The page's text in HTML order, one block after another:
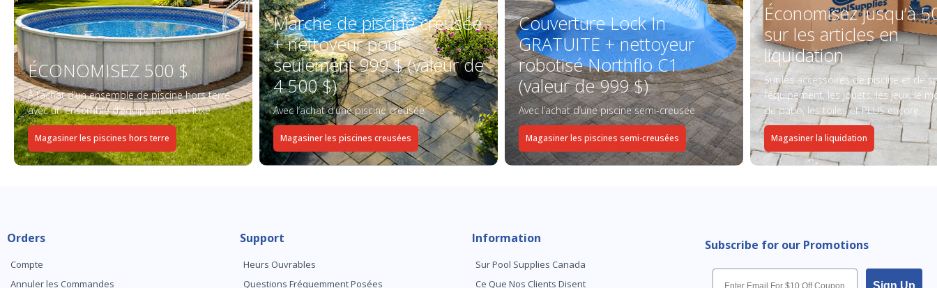
ÉCONOMISEZ 500 $
À l’achat d’un ensemble de piscine hors terre
avec un ensemble d’équipement de luxe
Magasiner les piscines hors terre
Marche de piscine creusée
+ nettoyeur pour
seulement 999 $ (valeur de
4 500 $)
Avec l’achat d’une piscine creusée
Magasiner les piscines creusées
Couverture Lock In
GRATUITE + nettoyeur
robotisé Northflo C1
(valeur de 999 $)
Avec l’achat d’une piscine semi-creusée
Magasiner les piscines semi-creusées
Économisez jusqu’à
sur les articles en
liquidation
Sur les accessoires de piscine et de
l’équipement, les jouets, les jeux, le
de patio, les toiles et PLUS encore.
Magasiner la liquidation
Orders
Compte
Annuler les Commandes
Support
Heurs Ouvrables
Questions Fréquemment Posées
Information
Sur Pool Supplies Canada
Ce Que Nos Clients Disent
Subscribe for our Promotions
Email
Sign Up